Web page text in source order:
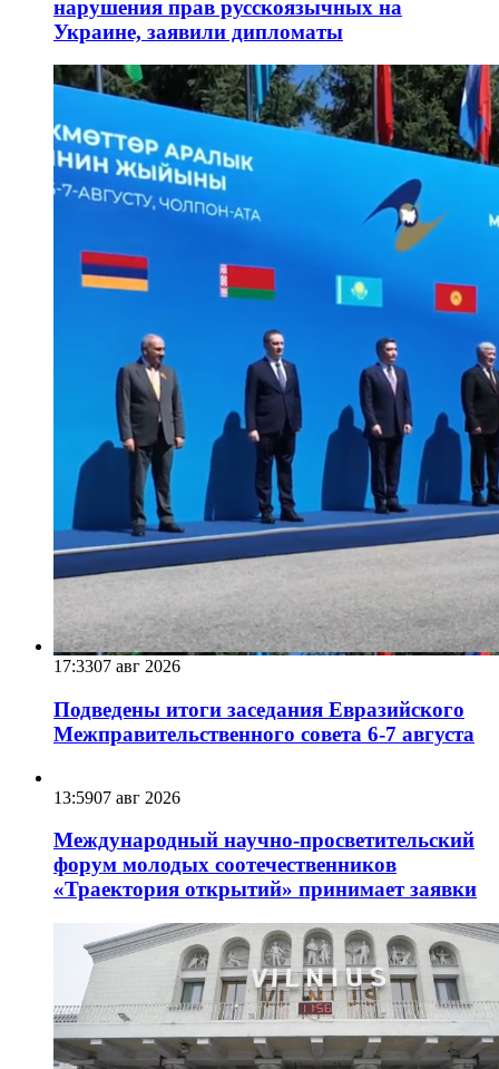
нарушения прав русскоязычных на
Украине, заявили дипломаты
17:3307 авг 2026
Подведены итоги заседания Евразийского
Межправительственного совета 6-7 августа
13:5907 авг 2026
Международный научно-просветительский
форум молодых соотечественников
«Траектория открытий» принимает заявки